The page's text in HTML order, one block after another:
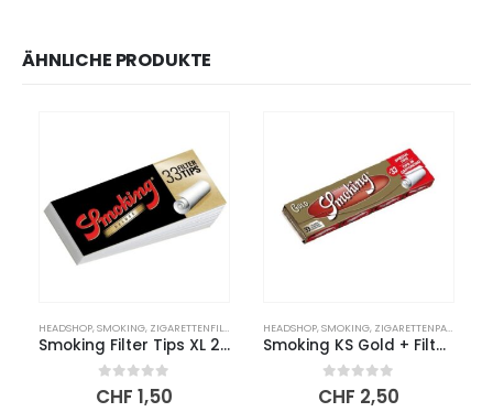
ÄHNLICHE PRODUKTE
HEADSHOP,SMOKING, ZIGARETTENFILTER
Smoking Filter Tips XL 25mm
0out of 5
CHF 1,50
HEADSHOP,SMOKING, ZIGARETTENPAPIER
Smoking KS Gold + Filter Tips
0 out of 5
CHF 2,50